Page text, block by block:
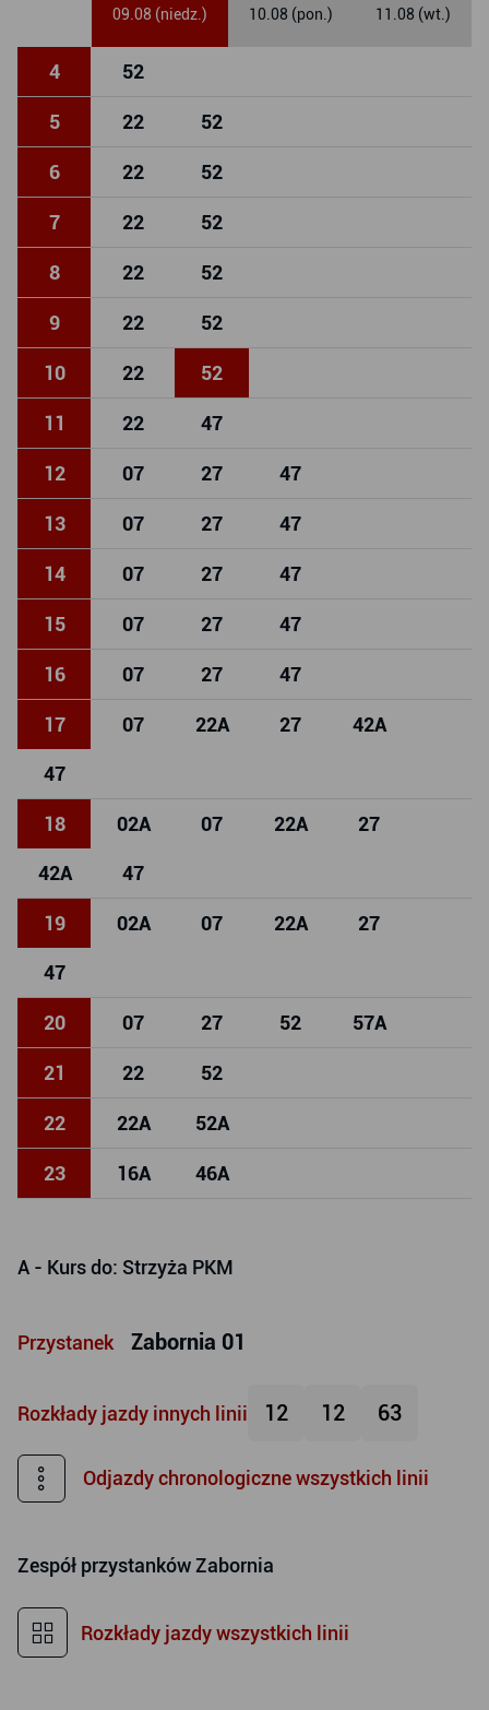
09.08 (niedz.) 10.08 (pon.) 11.08 (wt.)
4 52
5 22 52
6 22 52
7 22 52
8 22 52
9 22 52
10 22 52
11 22 47
12 07 27 47
13 07 27 47
14 07 27 47
15 07 27 47
16 07 27 47
17 07 22A 27 42A
47
18 02A 07 22A 27
42A 47
19 02A 07 22A 27
47
20 07 27 52 57A
21 22 52
22 22A 52A
23 16A 46A
A - Kurs do: Strzyża PKM
Przystanek Zabornia 01
Rozkłady jazdy innych linii 12 12 63
Odjazdy chronologiczne wszystkich linii
Zespół przystankówZabornia
Rozkłady jazdy wszystkich linii